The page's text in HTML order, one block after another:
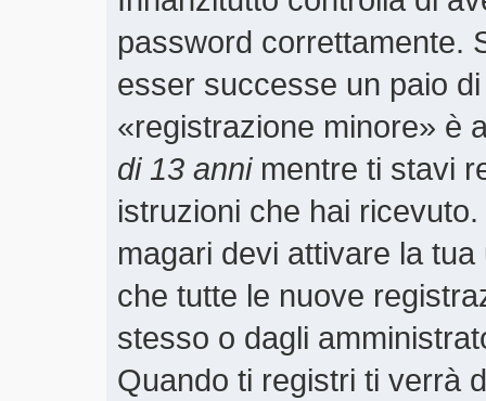
password correttamente.
esser successe un paio
«registrazione minore» è
di 13 annimentre ti stavi
istruzioni che hai
magari devi attivare la
che tutte le nuove
stesso o dagli
Quando ti registri ti verrà